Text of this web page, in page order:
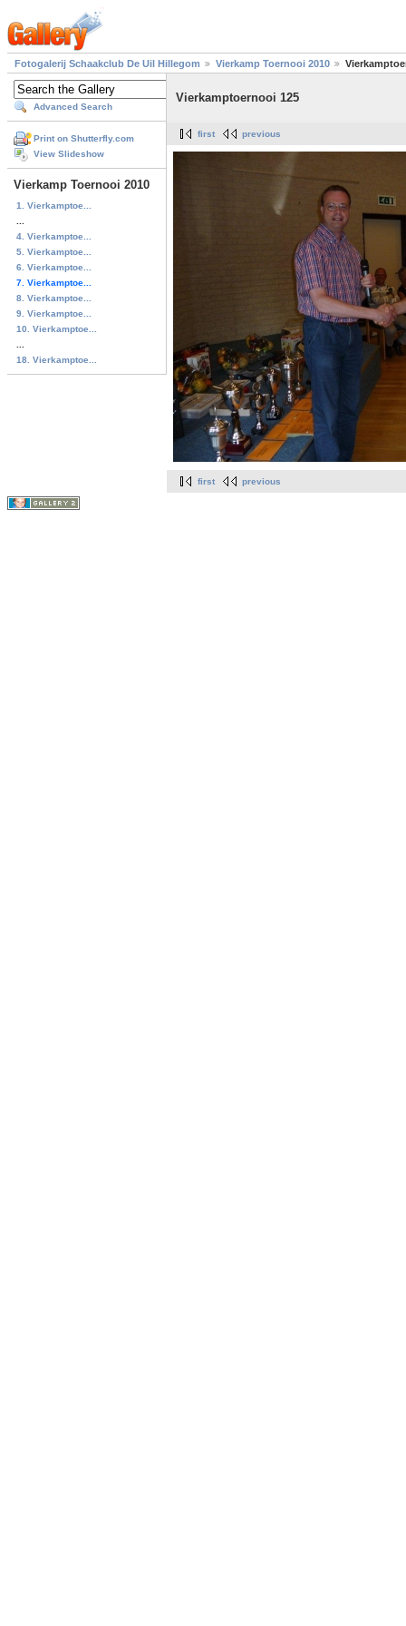
Fotogalerij Schaakclub De Uil Hillegom Vierkamp Toernooi 2010
Advanced Search
Print on Shutterfly.com
View Slideshow
Vierkamp Toernooi 2010
1. Vierkamptoe...
4. Vierkamptoe...
5. Vierkamptoe...
6. Vierkamptoe...
7. Vierkamptoe...
8. Vierkamptoe...
9. Vierkamptoe...
10. Vierkamptoe...
18. Vierkamptoe...
Vierkamptoernooi 125
first previous
first previous